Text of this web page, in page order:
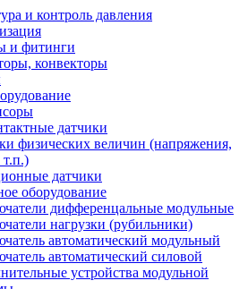
и контроль давления
и фитинги
конвекторы
датчики
физических величин (напряжения,
т.п.)
датчики
оборудование
дифференцальные модульные
нагрузки (рубильники)
автоматический модульный
автоматический силовой
устройства модульной